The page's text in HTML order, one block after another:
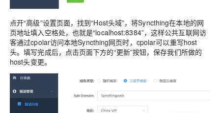
点开“高级”设置页面，找到“Host头域”，将Syncthing在本地的网
页地址填入空格处，也就是“localhost:8384”，这样公共互联网访
客通过cpolar访问本地Syncthing网页时，cpolar可以重写host
头。填写完成后，点击页面下方的“更新”按钮，保存我们所做的
host头变更。